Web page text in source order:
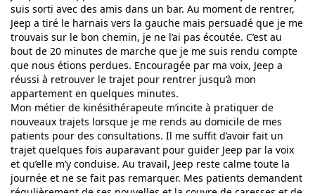
suis sorti avec des amis dans un bar. Au moment de rentrer,
Jeep a tiré le harnais vers la gauche mais persuadé que je me
trouvais sur le bon chemin, je ne l’ai pas écoutée. C’est au
bout de 20 minutes de marche que je me suis rendu compte
que nous étions perdues. Encouragée par ma voix, Jeep a
réussi à retrouver le trajet pour rentrer jusqu’à mon
appartement en quelques minutes.
Mon métier de kinésithérapeute m’incite à pratiquer de
nouveaux trajets lorsque je me rends au domicile de mes
patients pour des consultations. Il me suffit d’avoir fait un
trajet quelques fois auparavant pour guider Jeep par la voix
et qu’elle m’y conduise. Au travail, Jeep reste calme toute la
journée et ne se fait pas remarquer. Mes patients demandent